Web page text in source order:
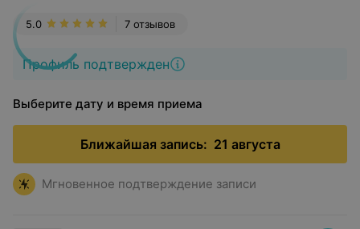
Профиль подтвержден
7 отзывов
5.0
Выберите дату и время приема
Ближайшая запись: 21 августа
Мгновенное подтверждение записи